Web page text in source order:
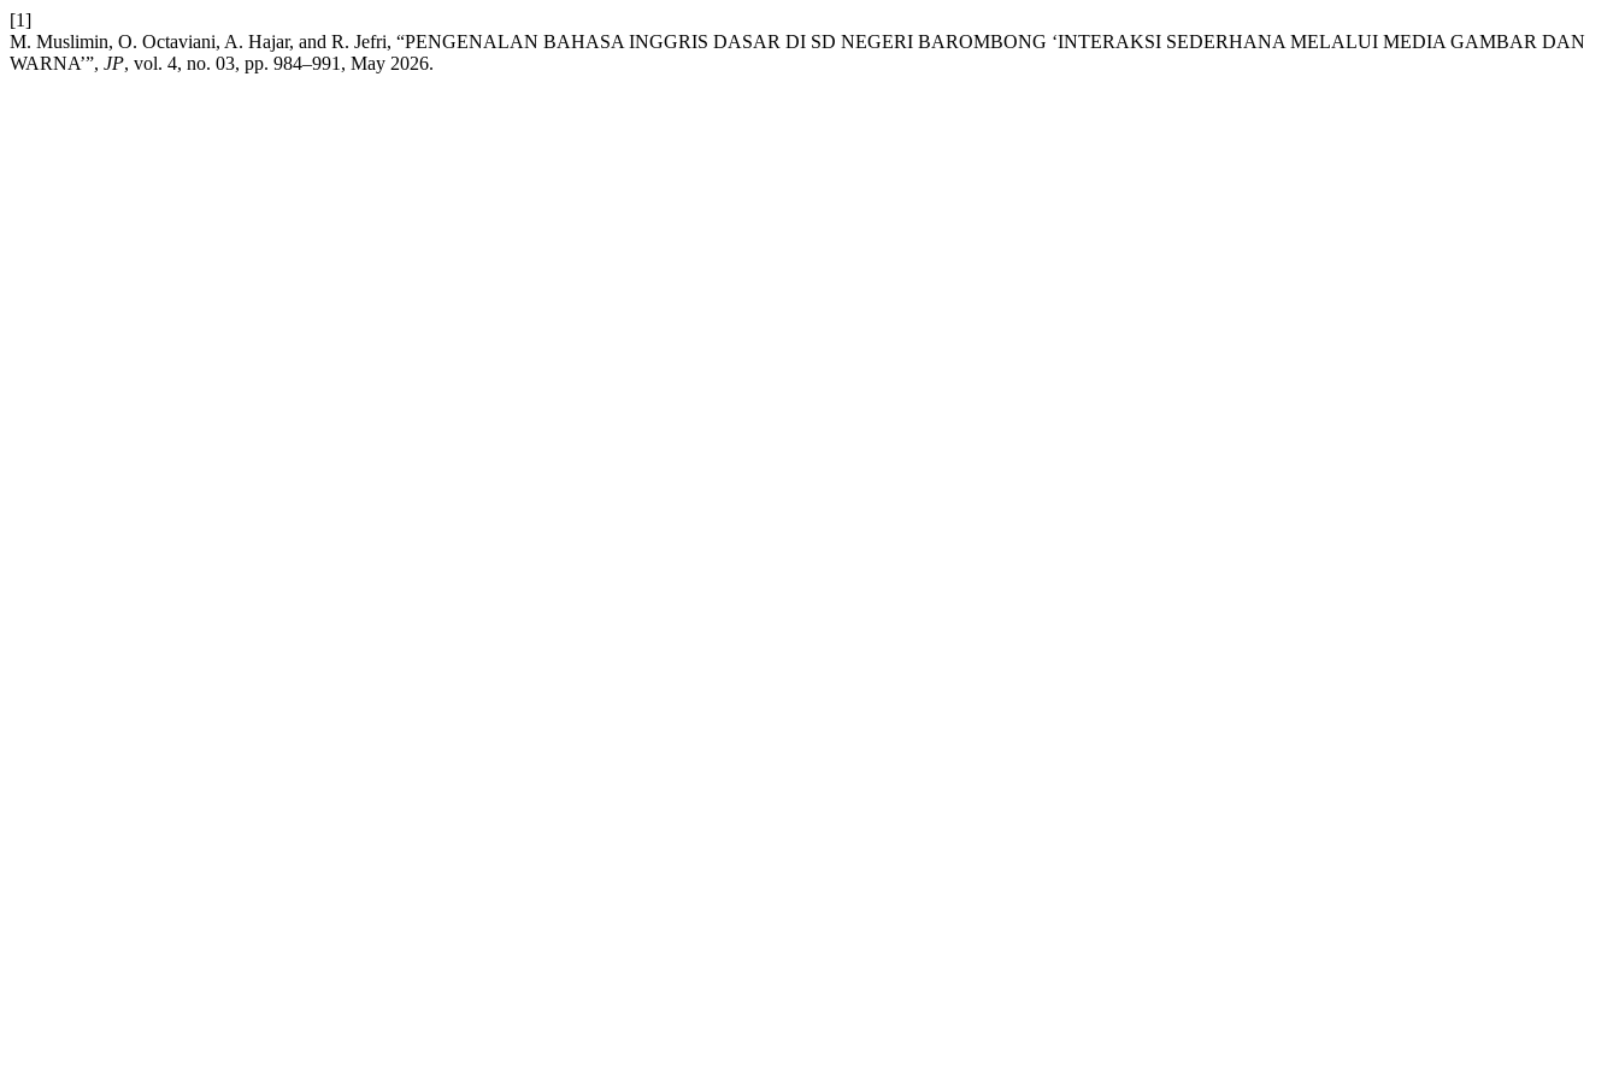
[1]
M. Muslimin, O. Octaviani, A. Hajar, and R. Jefri, “PENGENALAN BAHASA INGGRIS DASAR DI SD NEGERI BAROMBONG ‘INTERAKSI SEDERHANA MELALUI MEDIA GAMBAR DAN
WARNA’”, JP, vol. 4, no. 03, pp. 984–991, May 2026.